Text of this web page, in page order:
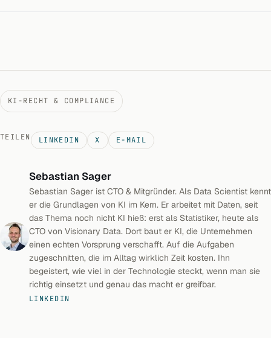
KI-RECHT & COMPLIANCE
TEILEN LINKEDIN X E-MAIL
Sebastian Sager
Sebastian Sager ist CTO & Mitgründer. Als Data Scientist kennt
er die Grundlagen von KI im Kern. Er arbeitet mit Daten, seit
das Thema noch nicht KI hieß: erst als Statistiker, heute als
CTO von Visionary Data. Dort baut er KI, die Unternehmen
einen echten Vorsprung verschafft. Auf die Aufgaben
zugeschnitten, die im Alltag wirklich Zeit kosten. Ihn
begeistert, wie viel in der Technologie steckt, wenn man sie
richtig einsetzt und genau das macht er greifbar.
LINKEDIN